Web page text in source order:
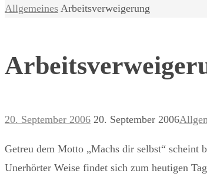
Start
Allgemeines Arbeitsverweigerung
20. September 2006 20. September 2006
Getreu dem Motto „Machs dir selbst“ scheint
Unerhörter Weise findet sich zum heutigen